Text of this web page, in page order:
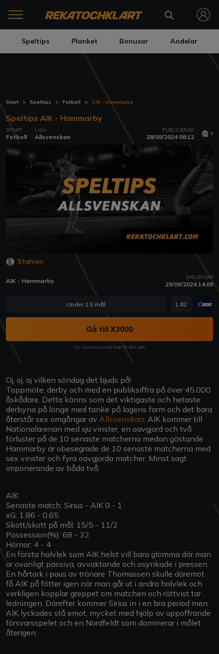
Speltips Planket Bonusar Andelar
Start Speltips Fotboll AIK - Hammarby
Speltips AIK - Hammarby
SPORT
Fotboll
LIGA
Allsvenskan
PUBLICERAD
28/09/2024 08:12 0
Stahren
AIK - Hammarby SPELSTOPP
29/09/2024 14:00
Under 2.5 mål 1.82
Gå till X3000
18+ Spela ansvarsfullt Regler & Villkor gäller
Oj, oj, oj vilken söndag det bjuds på!
Toppmöte, derby och med en publiksiffra på över 45.000
åskådare. Detta känns som det viktigaste och hetaste
derbyna på länge med tanke på lagens form och det bara
återstår sex omgångar av Allsvenskan . AIK kommer till
Nationalarenan med sju vinster, en oavgjord och två
förluster på de 10 senaste matcherna medan gästande
Hammarby är obesegrade de 10 senaste matcherna med
sex vinster och fyra oavgjorda matcher. Minst sagt
imponerande av båda två.
AIK
Senaste match: Sirius - AIK 0 - 1
xG: 1.86 - 0.65
Skott/skott på mål: 15/5 - 11/2
Possession(%): 68 - 32
Hörnor: 4 - 4
En första halvlek som AIK helst vill bara glömma där man
är ovanligt passiva, avvaktande och osynkade i pressen.
En hårtork i paus av tränare Thomassen skulle däremot
få AIK på fötter igen när man går ut i andra halvlek och
verkligen kopplar greppet om matchen och rättvist tar
ledningen. Därefter kommer Sirius in i en bra period men
AIK lyckades stå emot, mycket med hjälp av uppoffrande
försvarsspelet och en Nordfeldt som dominerar i målet
återigen.